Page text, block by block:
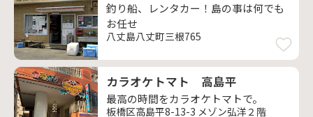
釣り船、レンタカー！島の事は何でも
お任せ
八丈島八丈町三根765
カラオケトマト 高島平
最高の時間をカラオケトマトで。
板橋区高島平8-13-3 メゾン弘洋２階